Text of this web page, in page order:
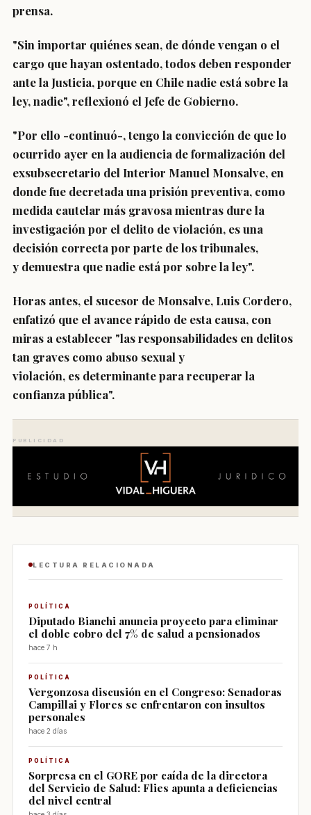
prensa.
"Sin importar quiénes sean, de dónde vengan o el
cargo que hayan ostentado, todos deben responder
ante la Justicia, porque en Chile nadie está sobre la
ley, nadie", reflexionó el Jefe de Gobierno.
"Por ello -continuó-,tengo la convicción de que lo
ocurrido ayer en la audiencia de formalización del
exsubsecretario del Interior Manuel Monsalve, en
donde fue decretada una prisión preventiva, como
medida cautelar más gravosa mientras dure la
investigación por el delito de violación, es una
decisión correcta por parte de los tribunales,
y demuestra que nadie está por sobre la ley".
Horas antes, el sucesor de Monsalve, Luis Cordero,
enfatizó que el avance rápido de esta causa, con
miras a establecer "las responsabilidades en delitos
tan graves como abuso sexual y
violación, es determinante para recuperar la
confianza pública".
PUBLICIDAD
LECTURA RELACIONADA
POLÍTICA
Diputado Bianchi anuncia proyecto para eliminar
el doble cobro del 7% de salud a pensionados
hace 7 h
POLÍTICA
Vergonzosa discusión en el Congreso: Senadoras
Campillai y Flores se enfrentaron con insultos
personales
hace 2 días
POLÍTICA
Sorpresa en el GORE por caída de la directora
del Servicio de Salud: Flies apunta a deficiencias
del nivel central